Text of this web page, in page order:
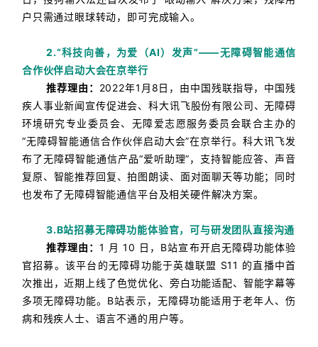
户只需通过眼球转动，即可完成输入。
2.“科技向善，为爱（AI）发声”——无障碍智能通信
合作伙伴启动大会在京举行
推荐理由： 2022年1月8日，由中国残联指导，中国残
疾人事业新闻宣传促进会、科大讯飞股份有限公司、无障碍
环境研究专业委员会、无障爱志愿服务委员会联合主办的
“无障碍智能通信合作伙伴启动大会”在京举行。科大讯飞发
布了无障碍智能通信产品“爱听助理”，支持智能应答、声音
复原、智能推荐回复、拍图朗读、面对面聊天等功能； 同时
也发布了无障碍智能通信平台及相关硬件解决方案。
3.B站招募无障碍功能体验官，可与研发团队直接沟通
推荐理由：1 月 10 日，B站宣布开启无障碍功能体验
官招募。 该平台的无障碍功能于英雄联盟 S11 的直播中首
次推出，近期上线了色觉优化、旁白功能适配、智能字幕等
多项无障碍功能。 B站表示，无障碍功能适用于老年人、伤
病和残疾人士、语言不通的用户等。